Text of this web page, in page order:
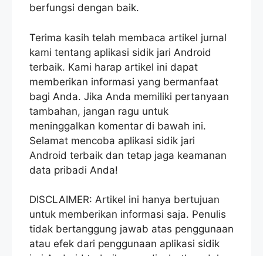
berfungsi dengan baik.
Terima kasih telah membaca artikel jurnal
kami tentang aplikasi sidik jari Android
terbaik. Kami harap artikel ini dapat
memberikan informasi yang bermanfaat
bagi Anda. Jika Anda memiliki pertanyaan
tambahan, jangan ragu untuk
meninggalkan komentar di bawah ini.
Selamat mencoba aplikasi sidik jari
Android terbaik dan tetap jaga keamanan
data pribadi Anda!
DISCLAIMER: Artikel ini hanya bertujuan
untuk memberikan informasi saja. Penulis
tidak bertanggung jawab atas penggunaan
atau efek dari penggunaan aplikasi sidik